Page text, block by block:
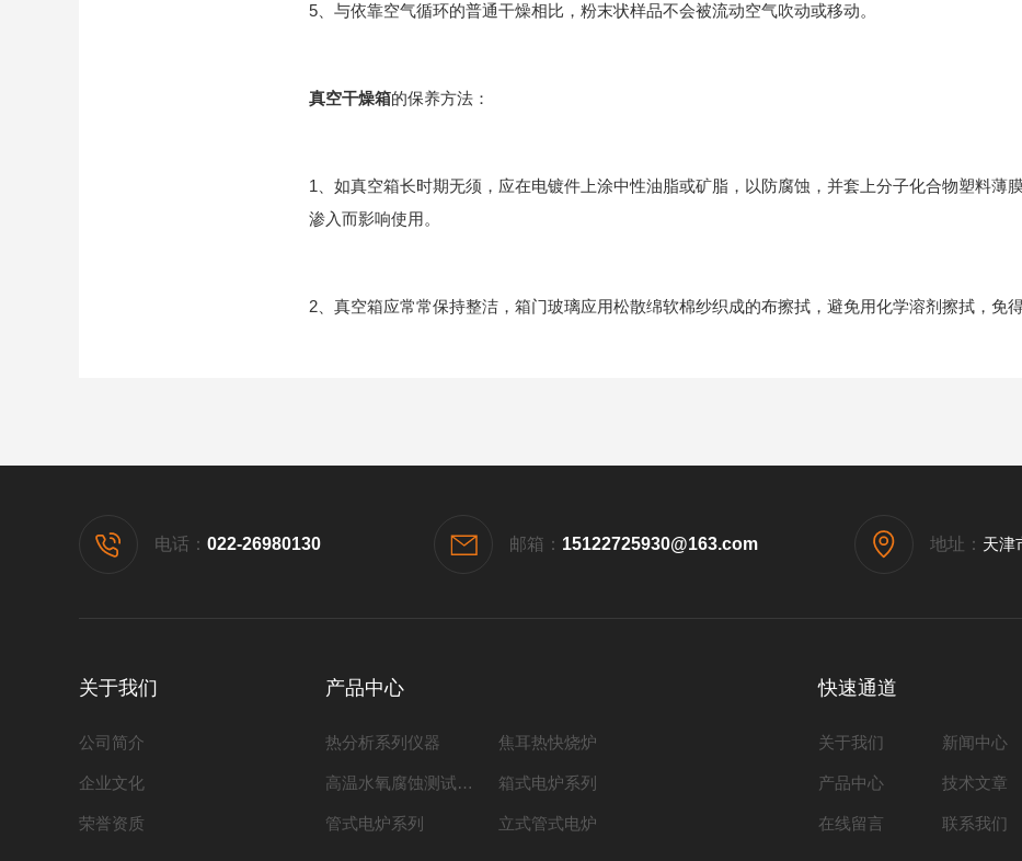
5、与依靠空气循环的普通干燥相比，粉末状样品不会被流动空气吹动或移动。
真空干燥箱的保养方法：
1、如真空箱长时期无须，应在电镀件上涂中性油脂或矿脂，以防腐蚀，并套上分子化合物塑料薄
渗入而影响使用。
2、真空箱应常常保持整洁，箱门玻璃应用松散绵软棉纱织成的布擦拭，避免用化学溶剂擦拭，免
电话： 022-26980130 邮箱： 15122725930@163.com 地址： 天津
关于我们
公司简介
企业文化
荣誉资质
产品中心
热分析系列仪器 焦耳热快烧炉
高温水氧腐蚀测试系列 箱式电炉系列
管式电炉系列 立式管式电炉
快速通道
关于我们 新闻中心
产品中心 技术文章
在线留言 联系我们